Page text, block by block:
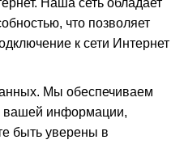
что позволяет
к сети Интернет
Мы обеспечиваем
вашей информации,
быть уверены в